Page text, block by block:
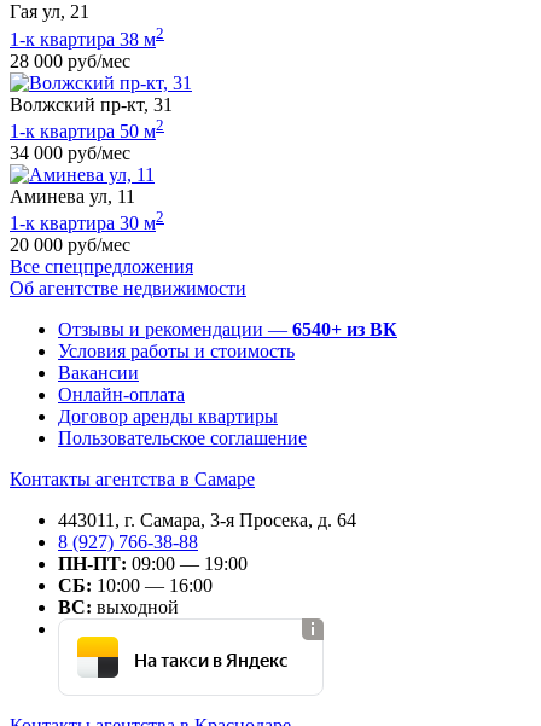
Гая ул, 21
1-к квартира 38 м2
28 000 руб/мес
Волжский пр-кт, 31
1-к квартира 50 м2
34 000 руб/мес
Аминева ул, 11
1-к квартира 30 м2
20 000 руб/мес
Все спецпредложения
Об агентстве недвижимости
Отзывы и рекомендации — 6540+ из ВК
Условия работы и стоимость
Вакансии
Онлайн-оплата
Договор аренды квартиры
Пользовательское соглашение
Контакты агентства в Самаре
443011, г. Самара, 3-я Просека, д. 64
8 (927) 766-38-88
ПН-ПТ: 09:00 — 19:00
СБ: 10:00 — 16:00
ВС: выходной
На такси в Яндекс